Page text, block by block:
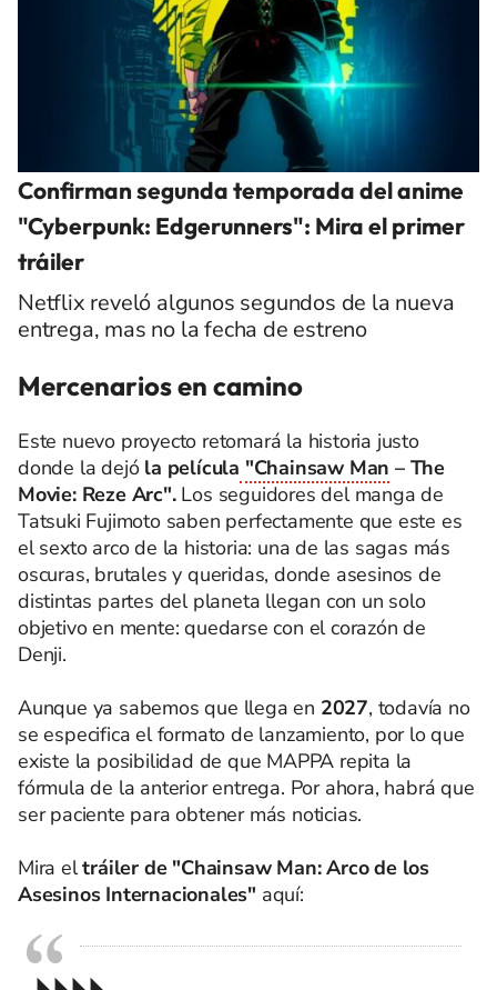
Confirman segunda temporada del anime
"Cyberpunk: Edgerunners": Mira el primer
tráiler
Netflix reveló algunos segundos de la nueva
entrega, mas no la fecha de estreno
Mercenarios en camino
Este nuevo proyecto retomará la historia justo
donde la dejó la película "Chainsaw Man – The
Movie: Reze Arc". Los seguidores del manga de
Tatsuki Fujimoto saben perfectamente que este es
el sexto arco de la historia: una de las sagas más
oscuras, brutales y queridas, donde asesinos de
distintas partes del planeta llegan con un solo
objetivo en mente: quedarse con el corazón de
Denji.
Aunque ya sabemos que llega en 2027, todavía no
se especifica el formato de lanzamiento, por lo que
existe la posibilidad de que MAPPA repita la
fórmula de la anterior entrega. Por ahora, habrá que
ser paciente para obtener más noticias.
Mira eltráiler de "Chainsaw Man: Arco de los
Asesinos Internacionales" aquí:
◣◣◣◣